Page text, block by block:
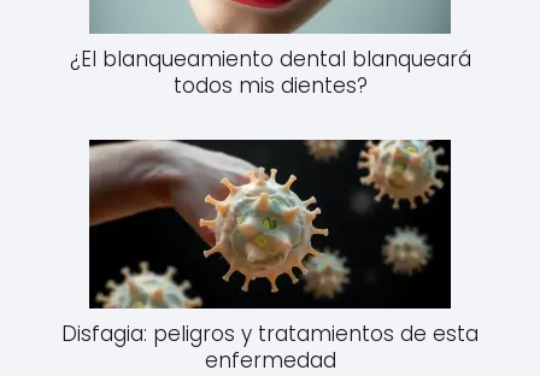
¿El blanqueamiento dental blanqueará
todos mis dientes?
Disfagia: peligros y tratamientos de esta
enfermedad